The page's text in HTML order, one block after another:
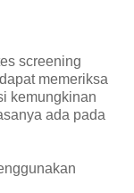
screening
memeriksa
kemungkinan
ada pada